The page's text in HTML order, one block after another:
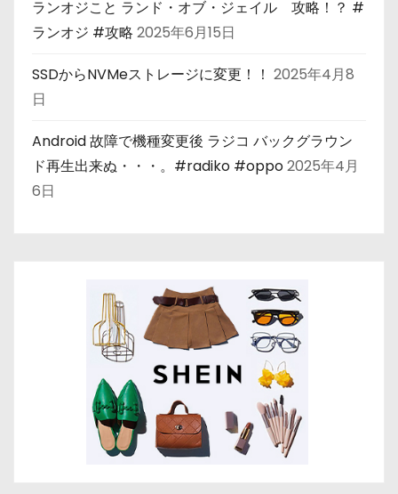
ランオジこと ランド・オブ・ジェイル 攻略！？ #
ランオジ #攻略 2025年6月15日
SSDからNVMeストレージに変更！！ 2025年4月8
日
Android 故障で機種変更後 ラジコ バックグラウン
ド再生出来ぬ・・・。#radiko #oppo2025年4月
6日